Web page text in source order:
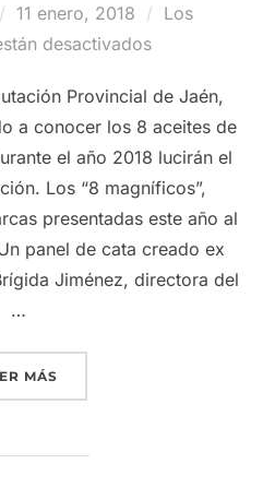
Publicado
el
11 enero, 2018
Los
desactivados
Provincial de Jaén,
a conocer los 8 aceites de
el año 2018 lucirán el
Los “8 magníficos”,
presentadas este año al
panel de cata creado ex
Jiménez, directora del
…
MÁS«ORO DE CÁNAVA Y